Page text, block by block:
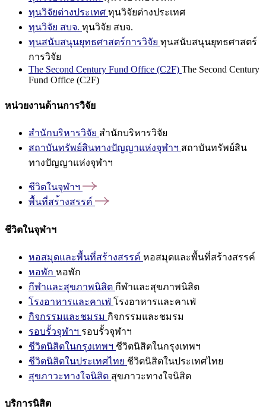
ทุนวิจัยต่างประเทศ ทุนวิจัยต่างประเทศ
ทุนวิจัย สบจ. ทุนวิจัย สบจ.
ทุนสนับสนุนยุทธศาสตร์การวิจัย ทุนสนับสนุนยุทธศาสตร์
การวิจัย
The Second Century Fund Office (C2F) The Second Century
Fund Office (C2F)
หน่วยงานด้านการวิจัย
สำนักบริหารวิจัย สำนักบริหารวิจัย
สถาบันทรัพย์สินทางปัญญาแห่งจุฬาฯ สถาบันทรัพย์สิน
ทางปัญญาแห่งจุฬาฯ
ชีวิตในจุฬาฯ
พื้นที่สร้างสรรค์
ชีวิตในจุฬาฯ
หอสมุดและพื้นที่สร้างสรรค์ หอสมุดและพื้นที่สร้างสรรค์
หอพัก หอพัก
กีฬาและสุขภาพนิสิต กีฬาและสุขภาพนิสิต
โรงอาหารและคาเฟ่ โรงอาหารและคาเฟ่
กิจกรรมและชมรม กิจกรรมและชมรม
รอบรั้วจุฬาฯ รอบรั้วจุฬาฯ
ชีวิตนิสิตในกรุงเทพฯ ชีวิตนิสิตในกรุงเทพฯ
ชีวิตนิสิตในประเทศไทย ชีวิตนิสิตในประเทศไทย
สุขภาวะทางใจนิสิต สุขภาวะทางใจนิสิต
บริการนิสิต